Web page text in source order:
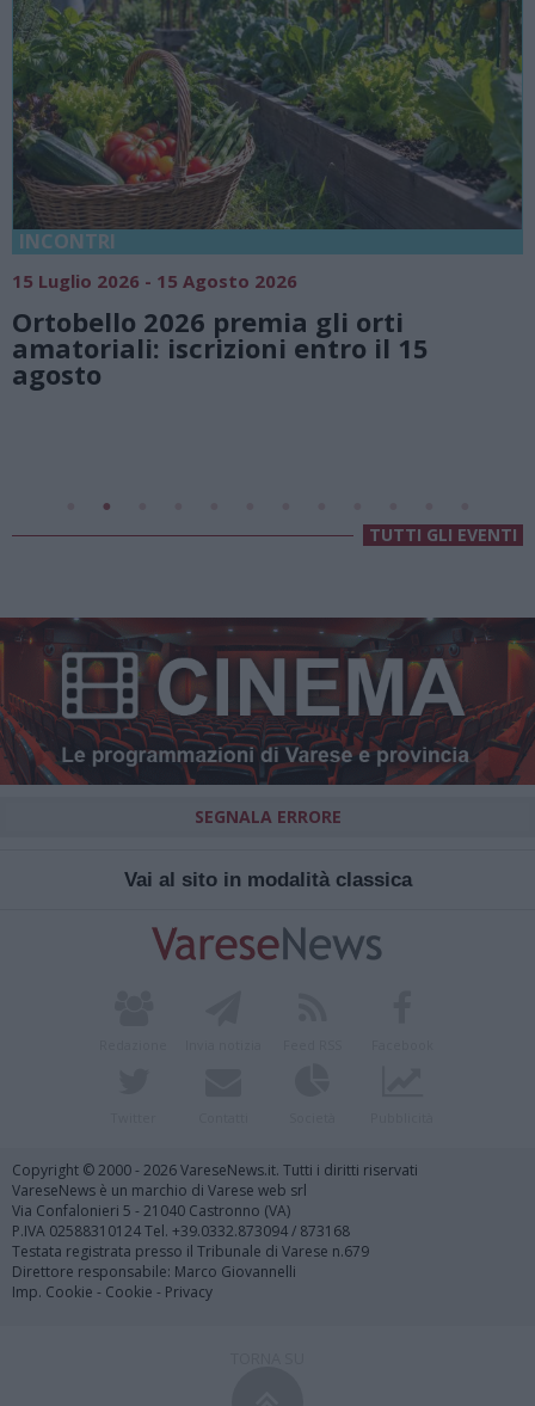
gli orti
il 15
18 Luglio 2026 - 15 Agosto 2026
Vivi l’estate a Villa
natura e atmosfere
Lago di Lugano
TUTTI GLI EVENTI
SEGNALA ERRORE
Vai al sito in modalità classica
Copyright © 2000 - 2026 VareseNews.it. Tutti i diritti riservati
VareseNews è un marchio di Varese web srl
Via Confalonieri 5 - 21040 Castronno (VA)
P.IVA 02588310124 Tel. +39.0332.873094 / 873168
Testata registrata presso il Tribunale di Varese n.679
Direttore responsabile: Marco Giovannelli
Imp. Cookie - Cookie - Privacy